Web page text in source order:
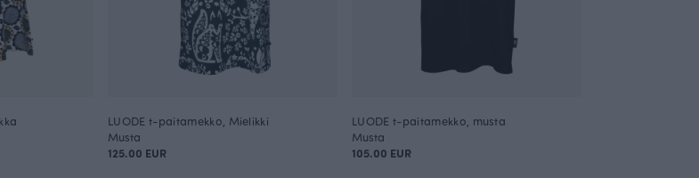
LUODE t-paitamekko, Mielikki
Musta
125.00 EUR
LUODE t-paitamekko, musta
Musta
105.00 EUR